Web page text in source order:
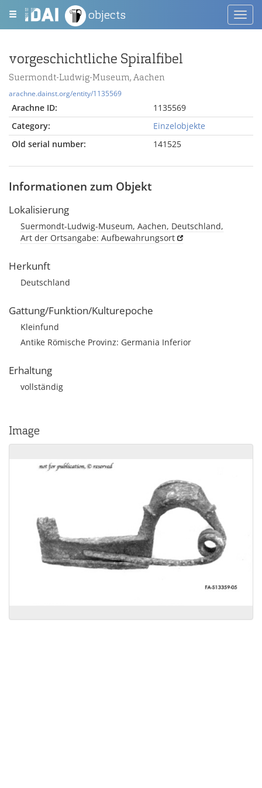
objects
vorgeschichtliche Spiralfibel
Suermondt-Ludwig-Museum, Aachen
arachne.dainst.org/entity/1135569
Arachne ID:
1135569
Category:
Einzelobjekte
Old serial number:
141525
Informationen zum Objekt
Lokalisierung
Suermondt-Ludwig-Museum, Aachen, Deutschland,
Art der Ortsangabe: Aufbewahrungsort
Herkunft
Deutschland
Gattung/Funktion/Kulturepoche
Kleinfund
Antike Römische Provinz: Germania Inferior
Erhaltung
vollständig
Image